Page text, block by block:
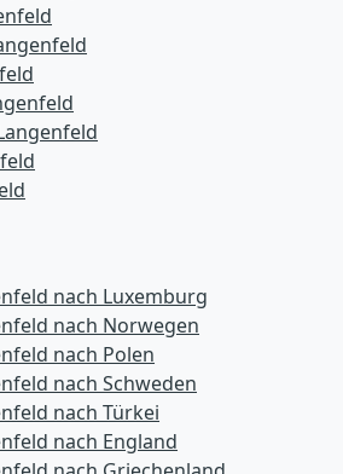
nach Luxemburg
nach Norwegen
nach Polen
nach Schweden
nach Türkei
nach England